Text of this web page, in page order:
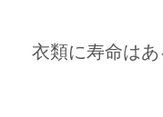
衣類に寿命は